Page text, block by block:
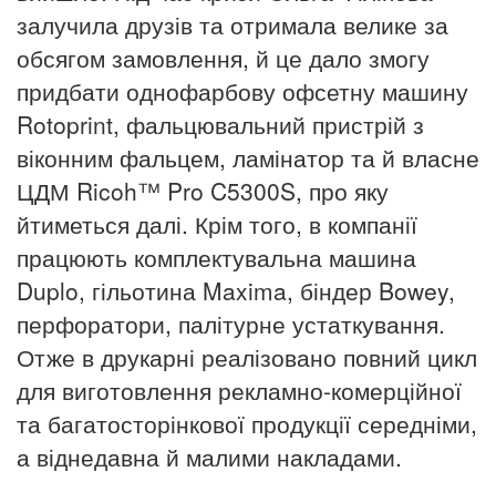
залучила друзів та отримала велике за
обсягом замовлення, й це дало змогу
придбати однофарбову офсетну машину
Rotoprint, фальцювальний пристрій з
віконним фальцем, ламінатор та й власне
ЦДМ Ricoh™ Pro C5300S, про яку
йтиметься далі. Крім того, в компанії
працюють комплектувальна машина
Duplo, гільотина Maxima, біндер Bowey,
перфоратори, палітурне устаткування.
Отже в друкарні реалізовано повний цикл
для виготовлення рекламно-комерційної
та багатосторінкової продукції середніми,
а віднедавна й малими накладами.